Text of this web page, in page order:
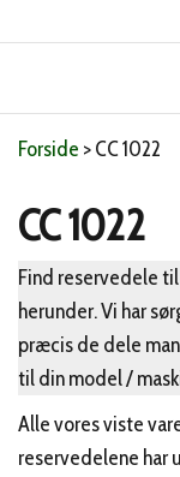
Forside >CC 1022
CC 1022
Find reservedele
herunder. Vi har
præcis de dele
til din model /
Alle vores viste
reservedelene har